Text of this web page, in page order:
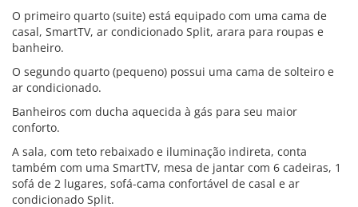
O primeiro quarto (suite) está equipado com uma cama de
casal, SmartTV, ar condicionado Split, arara para roupas e
banheiro.
O segundo quarto (pequeno) possui uma cama de solteiro e
ar condicionado.
Banheiros com ducha aquecida à gás para seu maior
conforto.
A sala, com teto rebaixado e iluminação indireta, conta
também com uma SmartTV, mesa de jantar com 6 cadeiras, 1
sofá de 2 lugares, sofá-cama confortável de casal e ar
condicionado Split.